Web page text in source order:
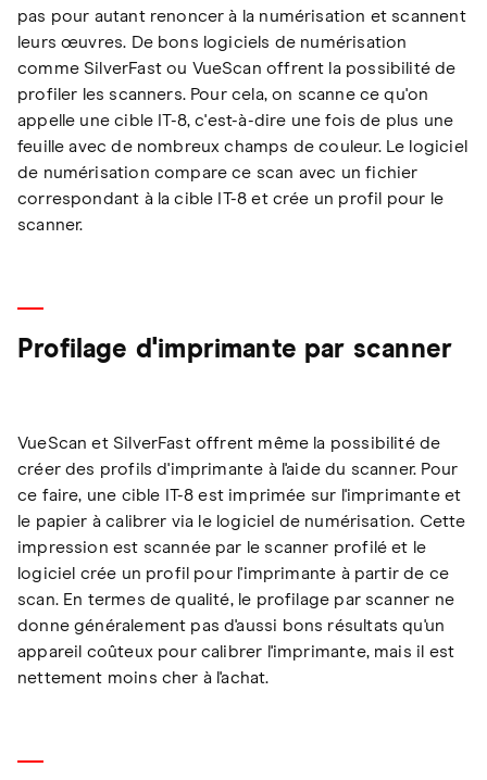
pas pour autant renoncer à la numérisation et scannent
leurs œuvres. De bons logiciels de numérisation
comme SilverFast ou VueScan offrent la possibilité de
profiler les scanners. Pour cela, on scanne ce qu'on
appelle une cible IT-8, c'est-à-dire une fois de plus une
feuille avec de nombreux champs de couleur. Le logiciel
de numérisation compare ce scan avec un fichier
correspondant à la cible IT-8 et crée un profil pour le
scanner.
Profilage d'imprimante par scanner
VueScan et SilverFast offrent même la possibilité de
créer des profils d'imprimante à l'aide du scanner. Pour
ce faire, une cible IT-8 est imprimée sur l'imprimante et
le papier à calibrer via le logiciel de numérisation. Cette
impression est scannée par le scanner profilé et le
logiciel crée un profil pour l'imprimante à partir de ce
scan. En termes de qualité, le profilage par scanner ne
donne généralement pas d'aussi bons résultats qu'un
appareil coûteux pour calibrer l'imprimante, mais il est
nettement moins cher à l'achat.